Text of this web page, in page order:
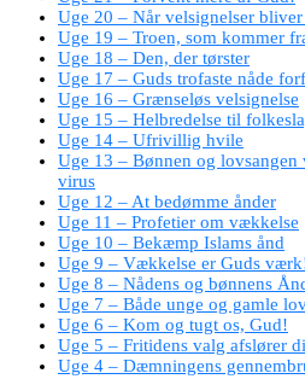
Uge 20 – Når velsignelser
Uge 19 – Troen, som kommer
Uge 18 – Den, der tørster
Uge 17 – Guds trofaste nåde
Uge 16 – Grænseløs velsignelse
Uge 15 – Helbredelse til
Uge 14 – Ufrivillig hvile
Uge 13 – Bønnen og lovsangen
virus
Uge 12 – At bedømme ånder
Uge 11 – Profetier om vækkelse
Uge 10 – Bekæmp Islams ånd
Uge 9 – Vækkelse er Guds
Uge 8 – Nådens og bønnens
Uge 7 – Både unge og gamle
Uge 6 – Kom og tugt os, Gud!
Uge 5 – Fritidens valg afslører
Uge 4 – Dæmningens